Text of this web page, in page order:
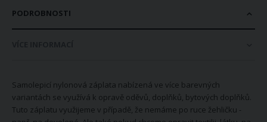
PODROBNOSTI
Samolepicí nylonová záplata nabízená ve více barevných
variantách se využívá k opravě oděvů, doplňků, bytových doplňků.
Tuto záplatu využijeme v případě, že nemáme po ruce žehličku -